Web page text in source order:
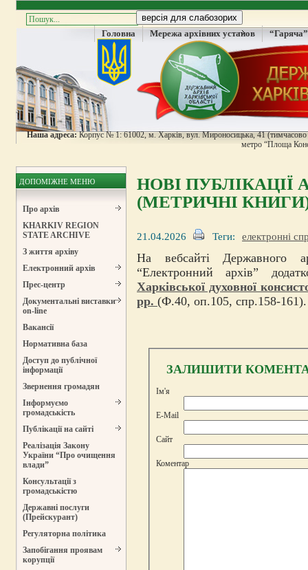
Головна Мережа архівних установ
Наша адреса:Корпус № 1: 61002, м. Харків, вул. Мироносицька, 41
метро “Площа
ДОПОМІЖНЕ МЕНЮ
Про архів
KHARKIV REGION
STATE ARCHIVE
З життя архіву
Електронний архів
Прес-центр
Документальні виставки
on-line
Вакансії
Нормативна база
Доступ до публічної
інформації
Звернення громадян
Інформуємо
громадськість
Публікації на сайті
Реалізація Закону
України “Про очищення
влади”
Консультації з
громадськістю
Державні послуги
(Прейскурант)
Регуляторна політика
Запобігання проявам
корупції
НОВІ ПУБЛІКАЦІЇ
(МЕТРИЧНІ
21.04.2026 Теги: електронні
На вебсайті Державного
“Електронний архів”
Харківської духовної
рр. (Ф.40, оп.105, спр.158-161).
ЗАЛИШИТИ
Ім'я
E-Mail
Сайт
Коментар